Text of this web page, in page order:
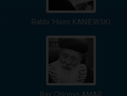
Rabbi 'Haïm KANIEWSKI